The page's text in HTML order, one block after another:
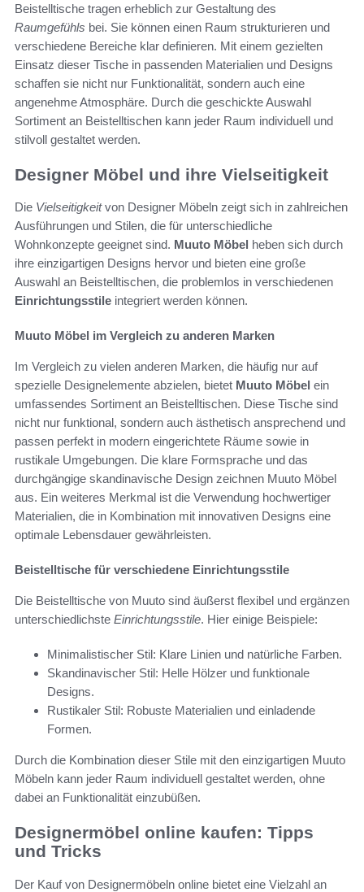
Beistelltische tragen erheblich zur Gestaltung des
Raumgefühls bei. Sie können einen Raum strukturieren und
verschiedene Bereiche klar definieren. Mit einem gezielten
Einsatz dieser Tische in passenden Materialien und Designs
schaffen sie nicht nur Funktionalität, sondern auch eine
angenehme Atmosphäre. Durch die geschickte Auswahl
Sortiment an Beistelltischen kann jeder Raum individuell und
stilvoll gestaltet werden.
Designer Möbel und ihre Vielseitigkeit
Die Vielseitigkeitvon Designer Möbeln zeigt sich in zahlreichen
Ausführungen und Stilen, die für unterschiedliche
Wohnkonzepte geeignet sind. Muuto Möbel heben sich durch
ihre einzigartigen Designs hervor und bieten eine große
Auswahl an Beistelltischen, die problemlos in verschiedenen
Einrichtungsstile integriert werden können.
Muuto Möbel im Vergleich zu anderen Marken
Im Vergleich zu vielen anderen Marken, die häufig nur auf
spezielle Designelemente abzielen, bietet Muuto Möbel ein
umfassendes Sortiment an Beistelltischen. Diese Tische sind
nicht nur funktional, sondern auch ästhetisch ansprechend und
passen perfekt in modern eingerichtete Räume sowie in
rustikale Umgebungen. Die klare Formsprache und das
durchgängige skandinavische Design zeichnen Muuto Möbel
aus. Ein weiteres Merkmal ist die Verwendung hochwertiger
Materialien, die in Kombination mit innovativen Designs eine
optimale Lebensdauer gewährleisten.
Beistelltische für verschiedene Einrichtungsstile
Die Beistelltische von Muuto sind äußerst flexibel und ergänzen
unterschiedlichste Einrichtungsstile. Hier einige Beispiele:
Minimalistischer Stil: Klare Linien und natürliche Farben.
Skandinavischer Stil: Helle Hölzer und funktionale
Designs.
Rustikaler Stil: Robuste Materialien und einladende
Formen.
Durch die Kombination dieser Stile mit den einzigartigen Muuto
Möbeln kann jeder Raum individuell gestaltet werden, ohne
dabei an Funktionalität einzubüßen.
Designermöbel online kaufen: Tipps
und Tricks
Der Kauf von Designermöbeln online bietet eine Vielzahl an